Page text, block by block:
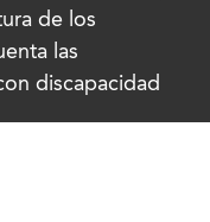
de los
las
discapacidad